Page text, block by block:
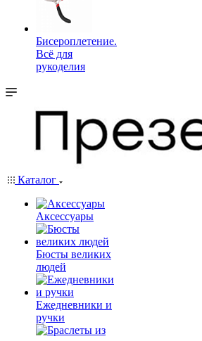
Бисероплетение.
Всё для
рукоделия
Каталог
Аксессуары
Бюсты великих
людей
Ежедневники и
ручки